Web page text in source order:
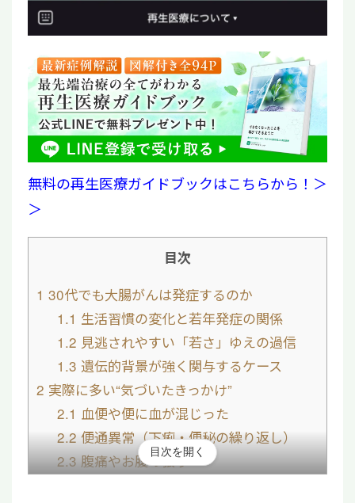
無料の再生医療ガイドブックはこちらから！＞
＞
目次
1 30代でも大腸がんは発症するのか
1.1 生活習慣の変化と若年発症の関係
1.2 見逃されやすい「若さ」ゆえの過信
1.3 遺伝的背景が強く関与するケース
2 実際に多い“気づいたきっかけ”
2.1 血便や便に血が混じった
2.2便通異常（下痢・便秘の繰り返し）
2.3腹痛やお腹の張り
目次を開く